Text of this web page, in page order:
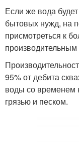
Если же вода
бытовых нужд, на
присмотреться к
95% от дебита
воды со временем
грязью и песком.